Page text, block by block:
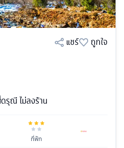
แชร์
ถูกใจ
รุณี ไม่ลงร้าน
ที่พัก